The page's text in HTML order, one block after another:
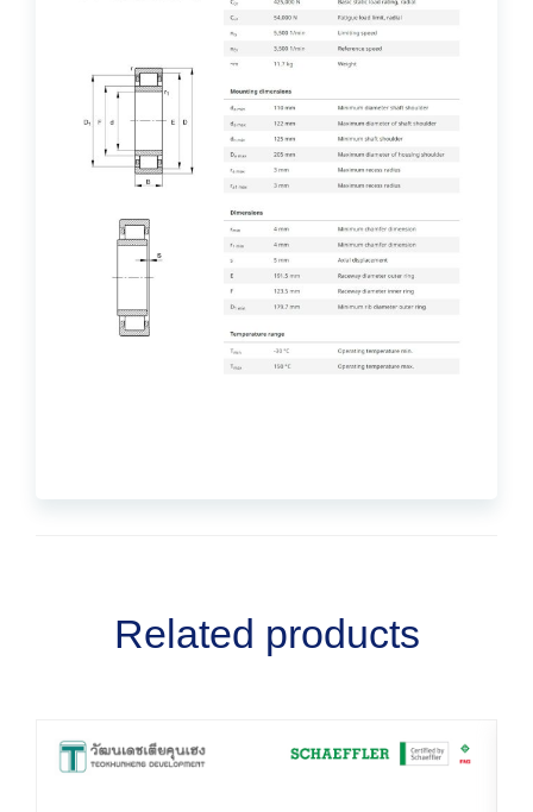
Related products